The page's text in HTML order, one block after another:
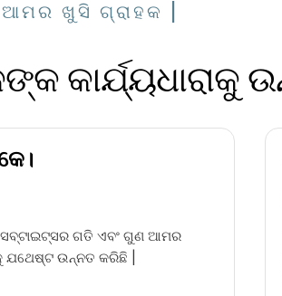
ଆମର ଖୁସି ଗ୍ରାହକ |
କାର୍ଯ୍ୟଧାରାକୁ
ସବ୍ଟାଇଟ୍ସର ଗତି ଏବଂ ଗୁଣ ଆମର
ଯଥେଷ୍ଟ ଉନ୍ନତ କରିଛି |